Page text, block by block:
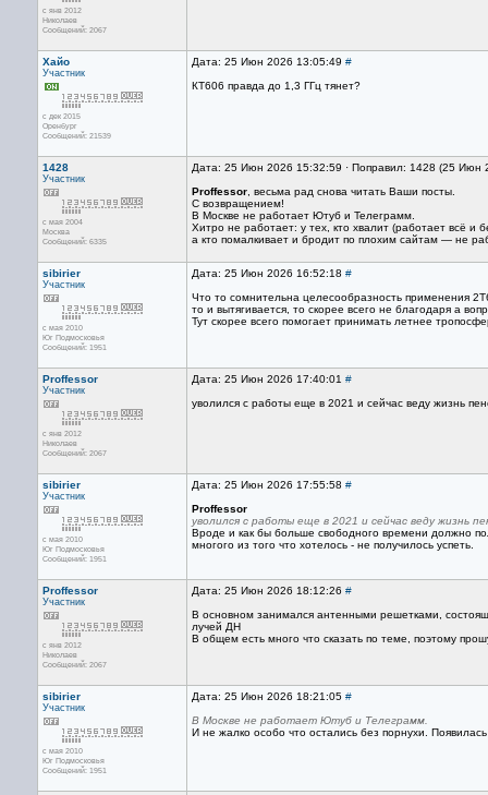
с янв 2012
Николаев
Сообщений: 2067
Хайо
Участник
с дек 2015
Оренбург
Сообщений: 21539
Дата: 25 Июн 2026 13:05:49 #
КТ606 правда до 1,3 ГГц тянет?
1428
Участник
с мая 2004
Москва
Сообщений: 6335
Дата: 25 Июн 2026 15:32:59 · Поправил: 1428 (25 Июн
Proffessor , весьма рад снова читать Ваши посты.
С возвращением!
В Москве не работает Ютуб и Телеграмм.
Хитро не работает: у тех, кто хвалит (работает всё и
а кто помалкивает и бродит по плохим сайтам — не
sibirier
Участник
с мая 2010
Юг Подмосковья
Сообщений: 1951
Дата: 25 Июн 2026 16:52:18 #
Что то сомнительна целесообразность применения
то и вытягивается, то скорее всего не благодаря а
Тут скорее всего помогает принимать летнее
Proffessor
Участник
с янв 2012
Николаев
Сообщений: 2067
Дата: 25 Июн 2026 17:40:01 #
уволился с работы еще в 2021 и сейчас веду жизнь
sibirier
Участник
с мая 2010
Юг Подмосковья
Сообщений: 1951
Дата: 25 Июн 2026 17:55:58 #
Proffessor
уволился с работы еще в 2021 и сейчас веду жизнь
Вроде и как бы больше свободного времени должно
многого из того что хотелось - не получилось успеть.
Proffessor
Участник
с янв 2012
Николаев
Сообщений: 2067
Дата: 25 Июн 2026 18:12:26 #
В основном занимался антенными решетками,
лучей ДН
В общем есть много что сказать по теме, поэтому
sibirier
Участник
с мая 2010
Юг Подмосковья
Сообщений: 1951
Дата: 25 Июн 2026 18:21:05 #
В Москве не работает Ютуб и Телеграмм.
И не жалко особо что остались без порнухи.